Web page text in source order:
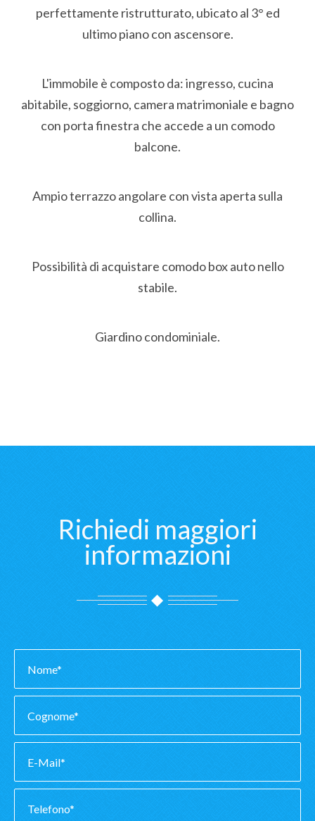
perfettamente ristrutturato, ubicato al 3° ed
ultimo piano con ascensore.
L'immobile è composto da: ingresso, cucina
abitabile, soggiorno, camera matrimoniale e bagno
con porta finestra che accede a un comodo
balcone.
Ampio terrazzo angolare con vista aperta sulla
collina.
Possibilità di acquistare comodo box auto nello
stabile.
Giardino condominiale.
Richiedi maggiori
informazioni